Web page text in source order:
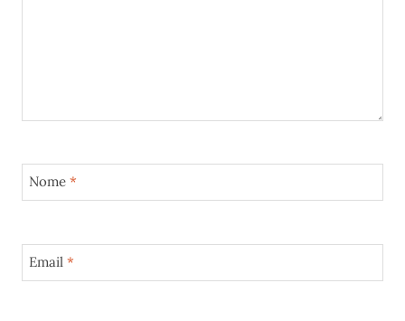
Nome *
Email *